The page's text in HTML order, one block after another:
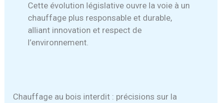
Cette évolution législative ouvre la voie à un
chauffage plus responsable et durable,
alliant innovation et respect de
l’environnement.
Chauffage au bois interdit : précisions sur la